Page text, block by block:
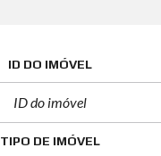
ID DO IMÓVEL
TIPO DE IMÓVEL